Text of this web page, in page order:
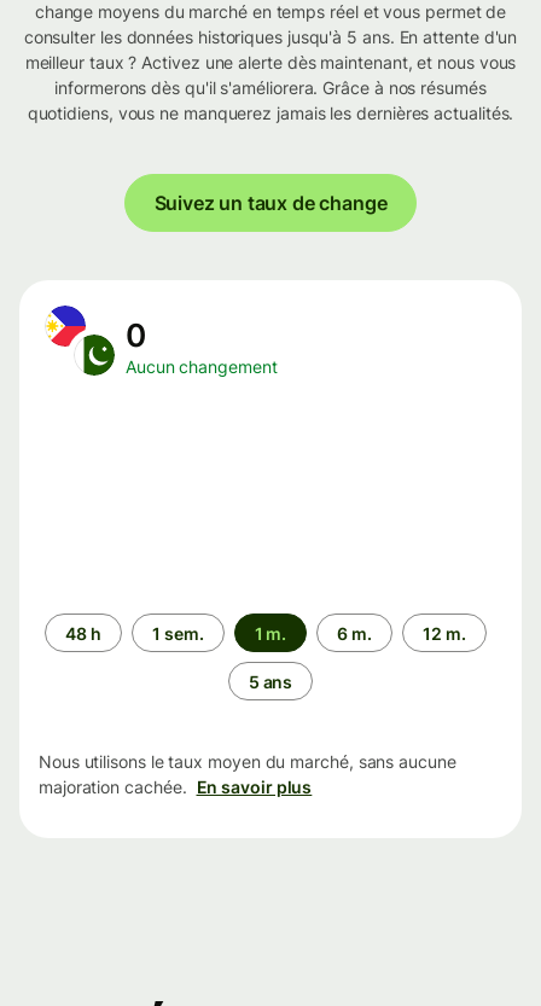
change moyens du marché en temps réel et vous permet de
consulter les données historiques jusqu'à 5 ans. En attente d'un
meilleur taux ? Activez une alerte dès maintenant, et nous vous
informerons dès qu'il s'améliorera. Grâce à nos résumés
quotidiens, vous ne manquerez jamais les dernières actualités.
Suivez un taux de change
0
Aucun changement
Période
48 h 1 sem. 1 m. 6 m. 12 m.
5 ans
Nous utilisons le taux moyen du marché, sans aucune
majoration cachée. En savoir plus